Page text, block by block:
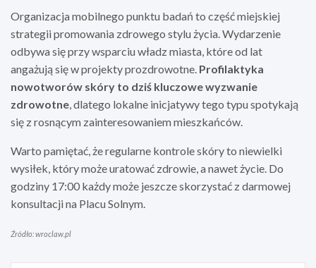
Organizacja mobilnego punktu badań to część miejskiej
strategii promowania zdrowego stylu życia. Wydarzenie
odbywa się przy wsparciu władz miasta, które od lat
angażują się w projekty prozdrowotne. Profilaktyka
nowotworów skóry to dziś kluczowe wyzwanie
zdrowotne, dlatego lokalne inicjatywy tego typu spotykają
się z rosnącym zainteresowaniem mieszkańców.
Warto pamiętać, że regularne kontrole skóry to niewielki
wysiłek, który może uratować zdrowie, a nawet życie. Do
godziny 17:00 każdy może jeszcze skorzystać z darmowej
konsultacji na Placu Solnym.
Źródło: wroclaw.pl